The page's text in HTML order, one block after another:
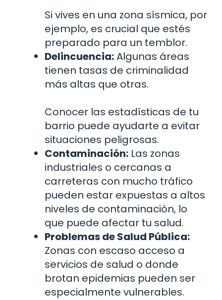
Si vives en una zona sísmica, por
ejemplo, es crucial que estés
preparado para un temblor.
Delincuencia:Algunas áreas
tienen tasas de criminalidad
más altas que otras.
Conocer las estadísticas de tu
barrio puede ayudarte a evitar
situaciones peligrosas.
Contaminación: Las zonas
industriales o cercanas a
carreteras con mucho tráfico
pueden estar expuestas a altos
niveles de contaminación, lo
que puede afectar tu salud.
Problemas de Salud Pública:
Zonas con escaso acceso a
servicios de salud o donde
brotan epidemias pueden ser
especialmente vulnerables.